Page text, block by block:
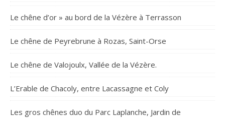
Le chêne d’or » au bord de la Vézère à Terrasson
Le chêne de Peyrebrune à Rozas, Saint-Orse
Le chêne de Valojoulx, Vallée de la Vézère.
L’Erable de Chacoly, entre Lacassagne et Coly
Les gros chênes duo du Parc Laplanche, Jardin de